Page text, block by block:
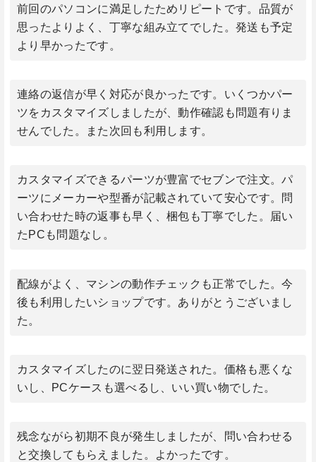
前回のパソコンに満足したためリピートです。品質が
思ったよりよく、丁寧な組み立てでした。発送も予定
より早かったです。
連絡の返信が早く対応が良かったです。いくつかパー
ツをカスタマイズしましたが、動作確認も問題有りま
せんでした。また次回も利用します。
カスタマイズできるパーツが豊富でセブンで注文。パ
ーツにメーカーや型番が記載されていて安心です。問
い合わせた時の返事も早く、梱包も丁寧でした。届い
たPCも問題なし。
配線がよく、マシンの動作チェックも正常でした。今
後も利用したいショップです。ありがとうございまし
た。
カスタマイズしたのに翌日発送された。価格も悪くな
いし、PCケースも選べるし、いい買い物でした。
残念ながら初期不良が発生しましたが、問い合わせる
と交換してもらえました。よかったです。